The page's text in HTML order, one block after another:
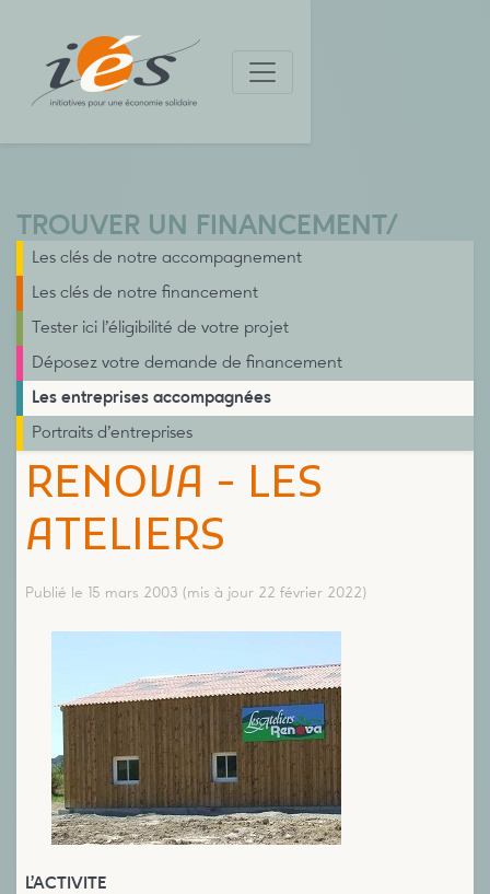
RENOVA - LES
ATELIERS
Publié le 15 mars 2003 (mis à jour 22 février 2022)
L’ACTIVITE
TROUVER UN FINANCEMENT/
Les clés de notre accompagnement
Les clés de notre financement
Tester ici l’éligibilité de votre projet
Déposez votre demande de financement
Les entreprises accompagnées
Portraits d’entreprises